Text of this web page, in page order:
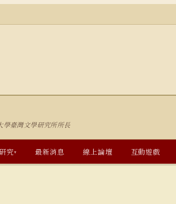
臺灣文學研究所所長
究▾ 最新消息 線上論壇 互動遊戲